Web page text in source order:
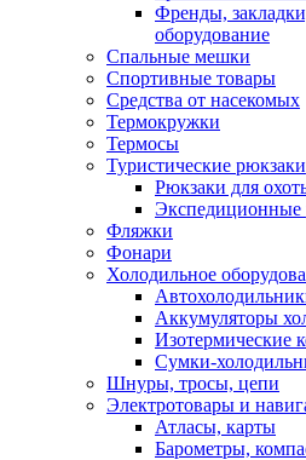
Френды,
оборудование
Спальные мешки
Спортивные товары
Средства от насекомых
Термокружки
Термосы
Туристические рюкзаки
Рюкзаки для
Экспедиционные
Фляжки
Фонари
Холодильное
Аккумуляторы
Изотермические
Сумки-
Шнуры, тросы, цепи
Электротовары и
Атласы, карты
Барометры,